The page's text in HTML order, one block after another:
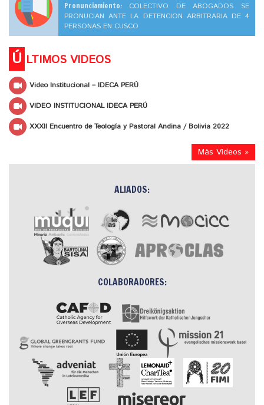
Pronunciamiento: COLECTIVO DE ABOGADOS SE
PRONUCIAN ANTE LA DETENCION ARBITRARIA DE 4
PERSONAS EN CUSCO
Ú LTIMOS VIDEOS
Video Institucional – IDECA PERÚ
VIDEO INSTITUCIONAL IDECA PERÚ
XXXII Encuentro de Teología y Pastoral Andina / Bolivia 2022
Más Videos »
ALIADOS:
COLABORADORES: